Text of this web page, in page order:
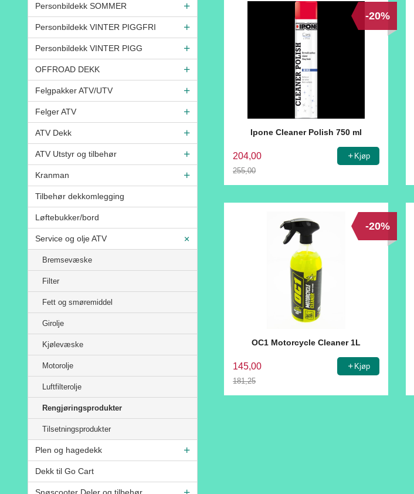
Personbildekk SOMMER
Personbildekk VINTER PIGGFRI
Personbildekk VINTER PIGG
OFFROAD DEKK
Felgpakker ATV/UTV
Felger ATV
ATV Dekk
ATV Utstyr og tilbehør
Kranman
Tilbehør dekkomlegging
Løftebukker/bord
Service og olje ATV
Bremsevæske
Filter
Fett og smøremiddel
Girolje
Kjølevæske
Motorolje
Luftfilterolje
Rengjøringsprodukter
Tilsetningsprodukter
Plen og hagedekk
Dekk til Go Cart
Ipone Cleaner Polish 750 ml
204,00
255,00
-20%
Kjøp
OC1 Motorcycle Cleaner 1L
145,00
181,25
-20%
Kjøp